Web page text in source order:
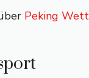
Peking